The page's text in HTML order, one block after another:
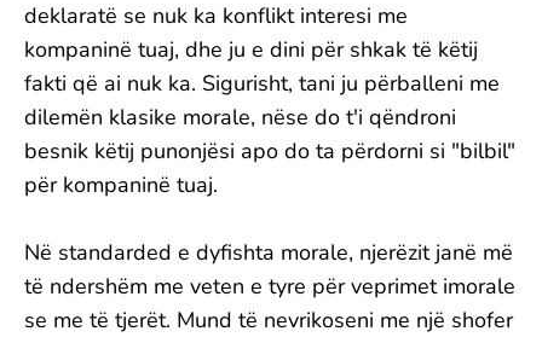
deklaratë se nuk ka konflikt interesi me
kompaninë tuaj, dhe ju e dini për shkak të këtij
fakti që ai nuk ka. Sigurisht, tani ju përballeni me
dilemën klasike morale, nëse do t'i qëndroni
besnik këtij punonjësi apo do ta përdorni si "bilbil"
për kompaninë tuaj.
Në standarded e dyfishta morale, njerëzit janë më
të ndershëm me veten e tyre për veprimet imorale
se me të tjerët. Mund të nevrikoseni me një shofer